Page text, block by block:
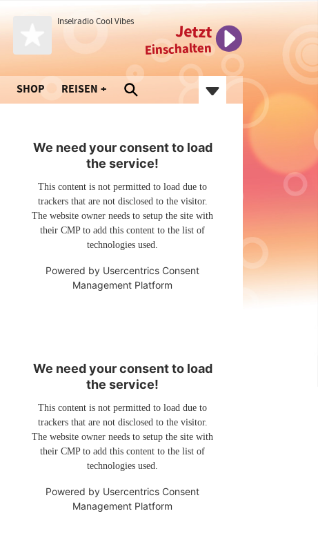
Inselradio Cool Vibes Jetzt
Einschalten
SHOP REISEN
We need your consent to load
the service!
This content is not permitted to load due to
trackers that are not disclosed to the visitor.
The website owner needs to setup the site with
their CMP to add this content to the list of
technologies used.
Powered by Usercentrics Consent
Management Platform
We need your consent to load
the service!
This content is not permitted to load due to
trackers that are not disclosed to the visitor.
The website owner needs to setup the site with
their CMP to add this content to the list of
technologies used.
Powered by Usercentrics Consent
Management Platform